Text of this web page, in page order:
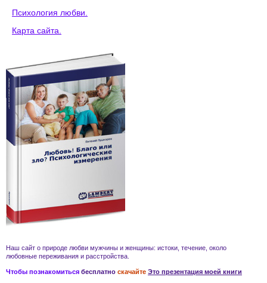
Психология любви.
Карта сайта.
Наш сайт о природе любви мужчины и женщины: истоки, течение, около
любовные переживания и расстройства
Чтобы познакомиться бесплатно скачайте Это презентация моей книги